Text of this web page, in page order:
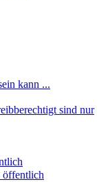
kann ...
sind nur